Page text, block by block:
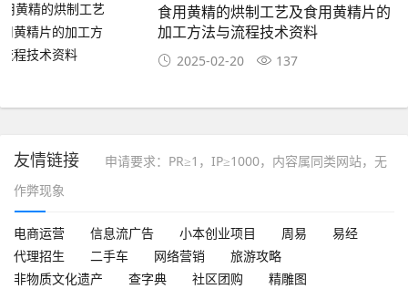
食用黄精的烘制工艺及食用黄精片的
加工方法与流程技术资料
2025-02-20 137
友情链接
申请要求：PR≥1，IP≥1000，内容属同类网站，无
作弊现象
电商运营 信息流广告 小本创业项目 周易
易经
代理招生
二手车 网络营销
旅游攻略
非物质文化遗产
查字典 社区团购
精雕图